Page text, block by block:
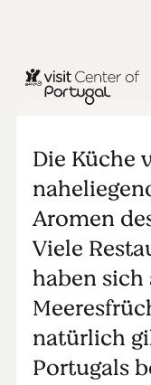
ESSEN & TRINKEN
Die Küche
Aromen
Viele
haben
natürlich
Portugals